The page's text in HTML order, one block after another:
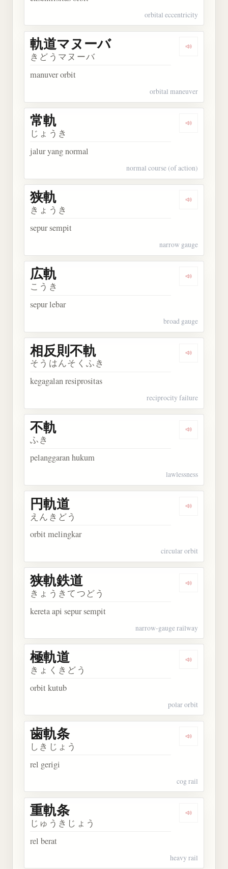
orbital eccentricity
Dengarkan
軌道マヌーバ
きどうマヌーバ
manuver orbit
orbital maneuver
Dengarkan
常軌
じょうき
jalur yang normal
normal course (of action)
Dengarkan
狭軌
きょうき
sepur sempit
narrow gauge
Dengarkan
広軌
こうき
sepur lebar
broad gauge
Dengarkan
相反則不軌
そうはんそくふき
kegagalan resiprositas
reciprocity failure
Dengarkan
不軌
ふき
pelanggaran hukum
lawlessness
Dengarkan
円軌道
えんきどう
orbit melingkar
circular orbit
Dengarkan
狭軌鉄道
きょうきてつどう
kereta api sepur sempit
narrow-gauge railway
Dengarkan
極軌道
きょくきどう
orbit kutub
polar orbit
Dengarkan
歯軌条
しきじょう
rel gerigi
cog rail
Dengarkan
重軌条
じゅうきじょう
rel berat
heavy rail